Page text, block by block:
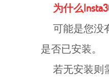
为什么
可能是您没有
是否已安装。
若无安装则需